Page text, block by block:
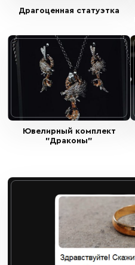
Драгоценная статуэтка
Ювелирный комплект
"Драконы"